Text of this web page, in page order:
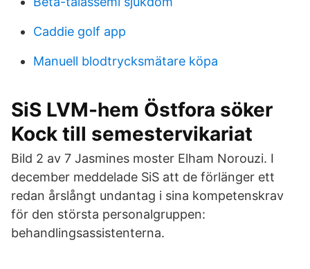
Caddie golf app
Manuell blodtrycksmätare köpa
SiS LVM-hem Östfora söker
Kock till semestervikariat
Bild 2 av 7 Jasmines moster Elham Norouzi. I
december meddelade SiS att de förlänger ett
redan årslångt undantag i sina kompetenskrav
för den största personalgruppen:
behandlingsassistenterna.